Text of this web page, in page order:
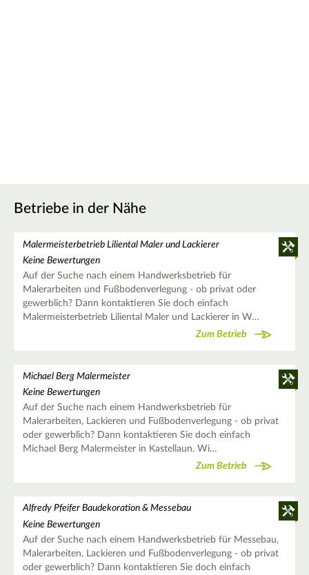
Betriebe in der Nähe
Malermeisterbetrieb Liliental Maler und Lackierer
Keine Bewertungen
Auf der Suche nach einem Handwerksbetrieb für
Malerarbeiten und Fußbodenverlegung - ob privat oder
gewerblich? Dann kontaktieren Sie doch einfach
Malermeisterbetrieb Liliental Maler und Lackierer in W…
Zum Betrieb
Michael Berg Malermeister
Keine Bewertungen
Auf der Suche nach einem Handwerksbetrieb für
Malerarbeiten, Lackieren und Fußbodenverlegung - ob privat
oder gewerblich? Dann kontaktieren Sie doch einfach
Michael Berg Malermeister in Kastellaun. Wi…
Zum Betrieb
Alfredy Pfeifer Baudekoration & Messebau
Keine Bewertungen
Auf der Suche nach einem Handwerksbetrieb für Messebau,
Malerarbeiten, Lackieren und Fußbodenverlegung - ob privat
oder gewerblich? Dann kontaktieren Sie doch einfach